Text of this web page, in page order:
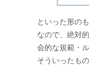
といった形の
なので、絶対
会的な規範・ル
そういったも